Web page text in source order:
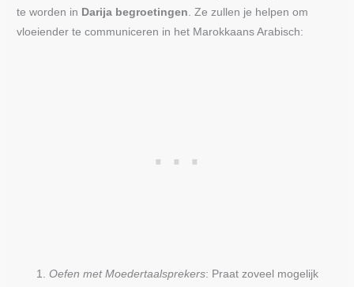
te worden in Darija begroetingen. Ze zullen je helpen om
vloeiender te communiceren in het Marokkaans Arabisch:
Oefen met Moedertaalsprekers: Praat zoveel mogelijk